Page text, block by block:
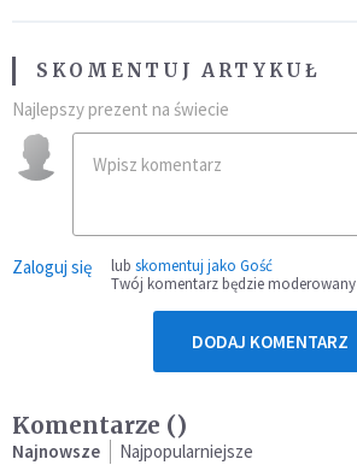
SKOMENTUJ ARTYKUŁ
Najlepszy prezent na świecie
Zaloguj się lub skomentuj jako Gość
Twój komentarz będzie moderowany
DODAJ KOMENTARZ
Komentarze ()
Najnowsze Najpopularniejsze